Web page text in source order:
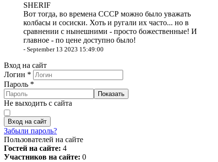
SHERIF
Вот тогда, во времена СССР можно было уважать
колбасы и сосиски. Хоть и ругали их часто... но в
сравнении с нынешними - просто божественные! И
главное - по цене доступно было!
- September 13 2023 15:49:00
Вход на сайт
Логин *
Пароль *
Показать
Не выходить с сайта
Вход на сайт
Забыли пароль?
Пользователей на сайте
Гостей на сайте: 4
Участников на сайте: 0